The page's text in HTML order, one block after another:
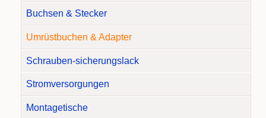
Buchsen & Stecker
Umrüstbuchen & Adapter
Schrauben-sicherungslack
Stromversorgungen
Montagetische